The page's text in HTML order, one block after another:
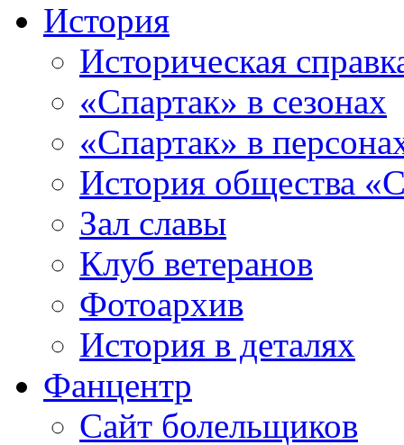
История
Историческая
«Спартак» в сезонах
«Спартак» в
История общества
Зал славы
Клуб ветеранов
Фотоархив
История в деталях
Фанцентр
Сайт болельщиков